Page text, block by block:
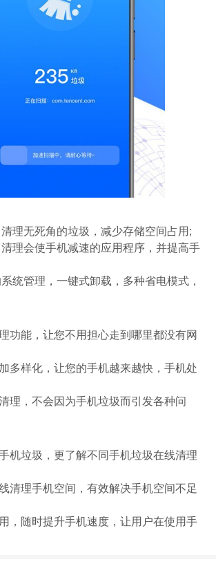
理无死角的垃圾，减少存储空间占用;
理会使手机减速的应用程序，并提高手
统管理，一键式卸载，多种省电模式，
功能，让您不用担心走到哪里都没有网
多样化，让您的手机越来越快，手机处
理，不会因为手机垃圾而引发各种问
机垃圾，更了解不同手机垃圾在线清理
清理手机空间，有效解决手机空间不足
，随时提升手机速度，让用户在使用手